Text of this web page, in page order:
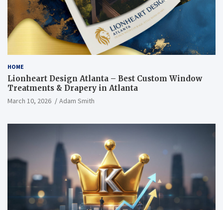
HOME
Lionheart Design Atlanta – Best Custom Window
Treatments & Drapery in Atlanta
March 10, 2026 Adam Smith